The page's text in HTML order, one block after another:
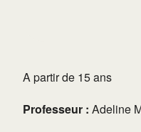
A partir de 15 ans
Professeur : Adeline